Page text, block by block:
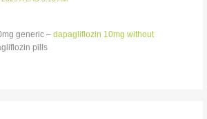
generic – dapagliflozin 10mg without
pills